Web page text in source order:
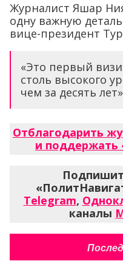
Журналист Яшар
одну важную
вице-президент
«Это первый
столь высокого
чем за десять
Отблагодарить
и поддержать
Telegram,
каналы